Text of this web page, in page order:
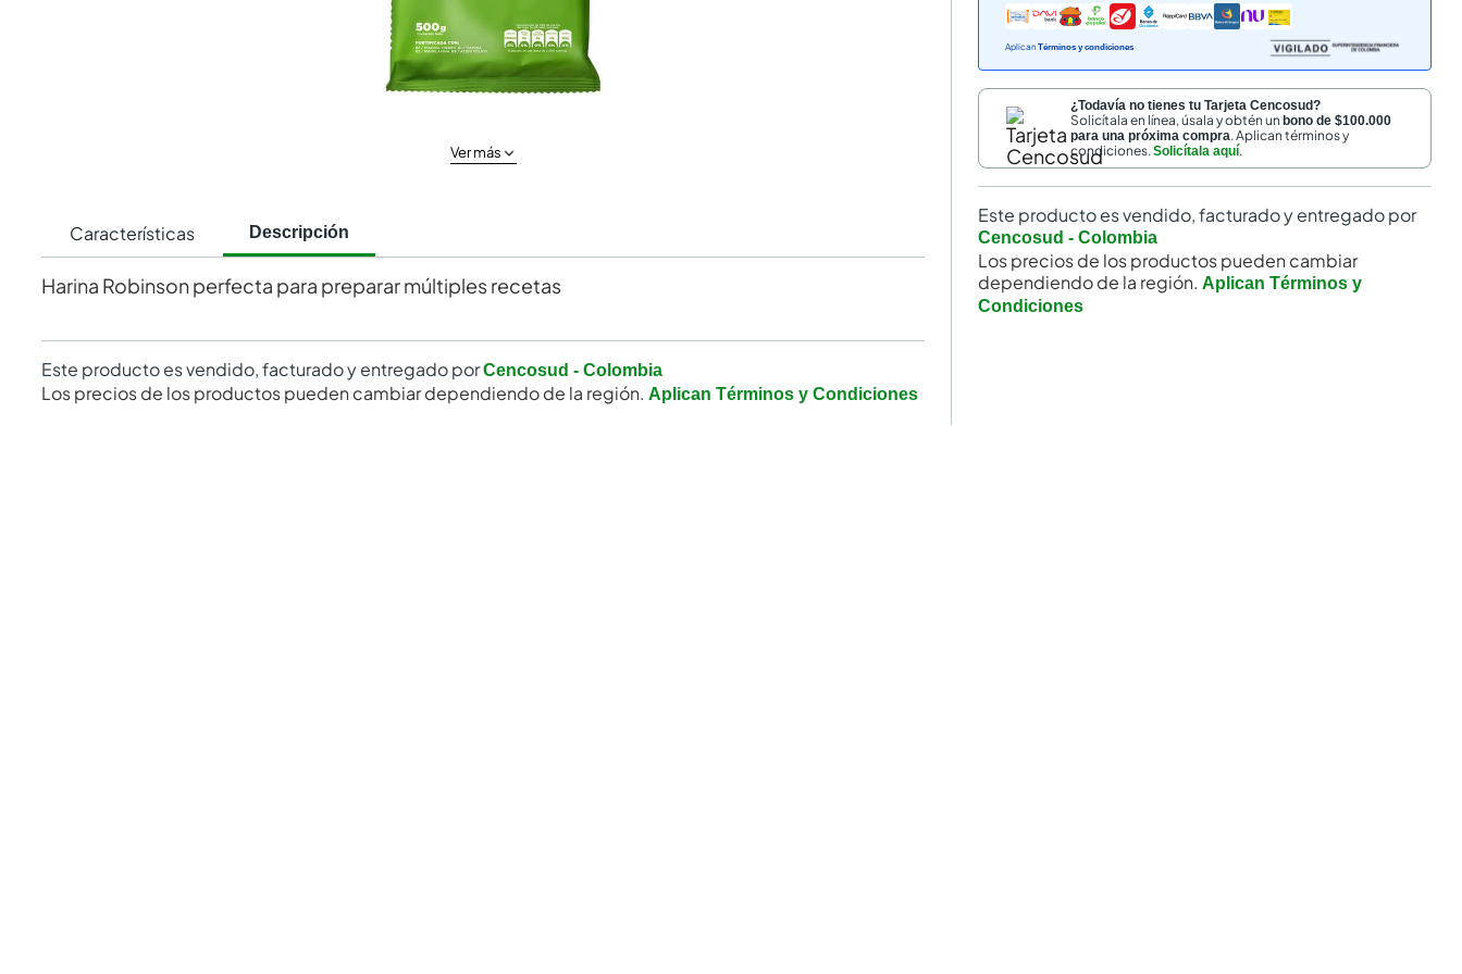
Ver más
Características Descripción
Harina Robinson perfecta para preparar múltiples recetas
Este producto es vendido, facturado y entregado porCencosud - Colombia
Los precios de los productos pueden cambiar dependiendo de la región. Aplican Términos y Condiciones
Aplican Términos y condiciones
¿Todavía no tienes tu Tarjeta Cencosud?
Solicítala en línea, úsala y obtén unbono de $100.000
para una próxima compra. Aplican términos y
condiciones.Solicítala aquí.
Este producto es vendido, facturado y entregado por
Cencosud - Colombia
Los precios de los productos pueden cambiar
dependiendo de la región. Aplican Términos y
Condiciones